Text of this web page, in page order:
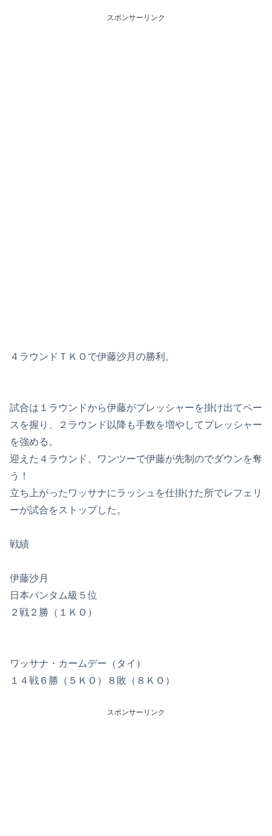
スポンサーリンク
４ラウンドＴＫＯで伊藤沙月の勝利。
試合は１ラウンドから伊藤がプレッシャーを掛け出てペー
スを握り、２ラウンド以降も手数を増やしてプレッシャー
を強める。
迎えた４ラウンド、ワンツーで伊藤が先制のでダウンを奪
う！
立ち上がったワッサナにラッシュを仕掛けた所でレフェリ
ーが試合をストップした。
戦績
伊藤沙月
日本バンタム級５位
２戦２勝（１ＫＯ）
ワッサナ・カームデー（タイ）
１４戦６勝（５ＫＯ）８敗（８ＫＯ）
スポンサーリンク